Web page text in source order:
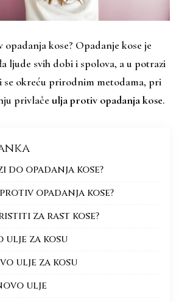
kose? Opadanje kose je
ljude svih dobi i spolova, a u potrazi
se okreću prirodnim metodama, pri
privlače ulja protiv opadanja kose.
do opadanja kose?
opadanja kose?
za rast kose?
ulje za kosu
ulje za kosu
ulje